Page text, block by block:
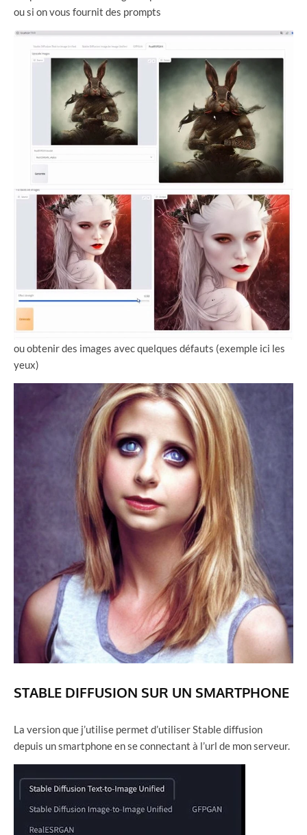
ou si on vous fournit des prompts
ou obtenir des images avec quelques défauts (exemple ici les
yeux)
STABLE DIFFUSION SUR UN SMARTPHONE
La version que j’utilise permet d’utiliser Stable diffusion
depuis un smartphone en se connectant à l’url de mon serveur.